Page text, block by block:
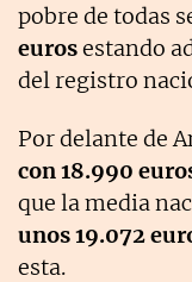
pobre de todas
eurosestando
del registro
Por delante de
con 18.990
que la media
unos 19.072
esta.